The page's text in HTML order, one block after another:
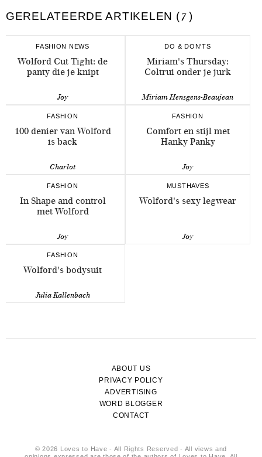
GERELATEERDE ARTIKELEN (7 )
FASHION NEWS
Wolford Cut Tight: de
panty die je knipt
Joy
DO & DON'TS
Miriam's Thursday:
Coltrui onder je jurk
Miriam Hensgens-Beaujean
FASHION
100 denier van Wolford
is back
Charlot
FASHION
Comfort en stijl met
Hanky Panky
Joy
FASHION
In Shape and control
met Wolford
Joy
MUSTHAVES
Wolford's sexy legwear
Joy
FASHION
Wolford's bodysuit
Julia Kallenbach
ABOUT US
PRIVACY POLICY
ADVERTISING
WORD BLOGGER
CONTACT
© 2026 Loves to Have - All Rights Reserved - All views and